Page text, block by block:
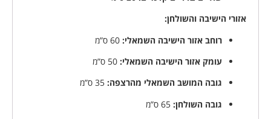
אזורי הישיבה והשולחן:
רוחב אזור הישיבה השמאלי:
עומק אזור הישיבה השמאלי:
גובה המושב השמאלי מהרצפה:
גובה השולחן: